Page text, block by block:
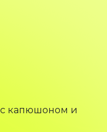
с капюшоном и